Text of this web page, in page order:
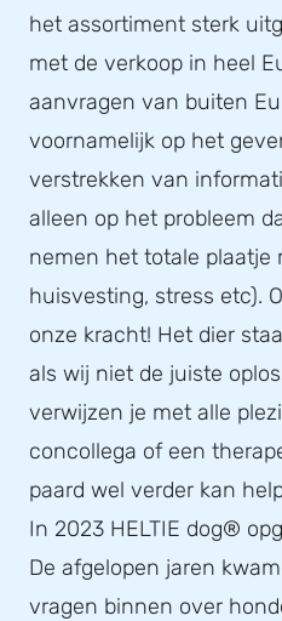
het assortiment sterk
met de verkoop in heel
aanvragen van buiten
voornamelijk op het
verstrekken van
alleen op het probleem
nemen het totale plaatje
huisvesting, stress etc).
onze kracht! Het dier
als wij niet de juiste
verwijzen je met alle
concollega of een
paard wel verder kan
In 2023 HELTIE dog®
De afgelopen jaren
vragen binnen over